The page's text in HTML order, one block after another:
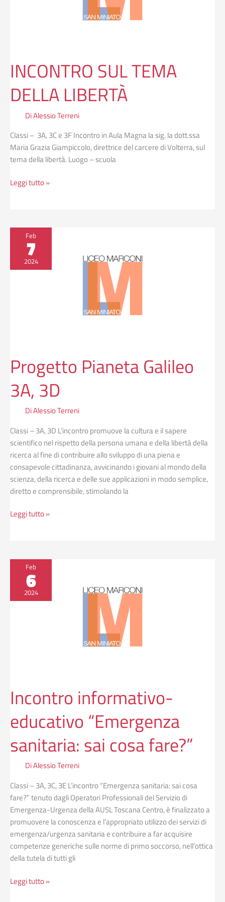
INCONTRO SUL TEMA
DELLA LIBERTÀ
DiAlessio Terreni
Classi – 3A, 3C e 3F Incontro in Aula Magna la sig. la dott.ssa
Maria Grazia Giampiccolo, direttrice del carcere di Volterra, sul
tema della libertà. Luogo – scuola
Leggi tutto »
Feb
7
2024
Progetto Pianeta Galileo
3A, 3D
DiAlessio Terreni
Classi – 3A, 3D L’incontro promuove la cultura e il sapere
scientifico nel rispetto della persona umana e della libertà della
ricerca al fine di contribuire allo sviluppo di una piena e
consapevole cittadinanza, avvicinando i giovani al mondo della
scienza, della ricerca e delle sue applicazioni in modo semplice,
diretto e comprensibile, stimolando la
Progetto
Pianeta
Galileo
3A,
Leggi tutto »
Feb
6
2024
Incontro informativo-
educativo “Emergenza
sanitaria: sai cosa fare?”
DiAlessio Terreni
Classi – 3A, 3C, 3E L’incontro “Emergenza sanitaria: sai cosa
fare?” tenuto dagli Operatori Professionali del Servizio di
Emergenza-Urgenza della AUSL Toscana Centro, è finalizzato a
promuovere la conoscenza e l’appropriato utilizzo dei servizi di
emergenza/urgenza sanitaria e contribuire a far acquisire
competenze generiche sulle norme di primo soccorso, nell’ottica
della tutela di tutti gli
Incontro
informativo-
educativo
“Emergenza
Leggi tutto »